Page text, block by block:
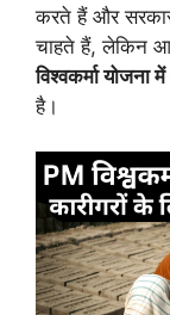
करते हैं और
चाहते हैं, लेकिन
विश्वकर्मा
है।